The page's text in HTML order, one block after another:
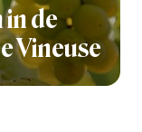
in de
Vineuse